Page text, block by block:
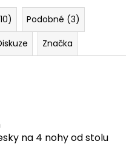
Podobné (3)
Značka
na 4 nohy od stolu